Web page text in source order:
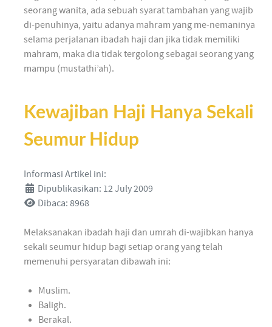
seorang wanita, ada sebuah syarat tambahan yang wajib
di-penuhinya, yaitu adanya mahram yang me-nemaninya
selama perjalanan ibadah haji dan jika tidak memiliki
mahram, maka dia tidak tergolong sebagai seorang yang
mampu (mustathi’ah).
Kewajiban Haji Hanya Sekali
Seumur Hidup
Informasi Artikel ini:
Dipublikasikan: 12 July 2009
Dibaca: 8968
Melaksanakan ibadah haji dan umrah di-wajibkan hanya
sekali seumur hidup bagi setiap orang yang telah
memenuhi persyaratan dibawah ini:
Muslim.
Baligh.
Berakal.